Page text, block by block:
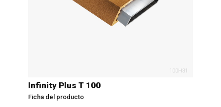
100H31
Infinity Plus T 100
Ficha del producto